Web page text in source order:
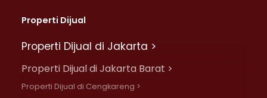
Properti Dijual
Properti Dijual di Jakarta >
Properti Dijual di Jakarta Barat >
Properti Dijual di Cengkareng >